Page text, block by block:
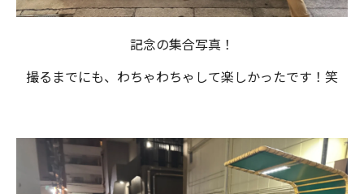
記念の集合写真！
撮るまでにも、わちゃわちゃして楽しかったです！笑